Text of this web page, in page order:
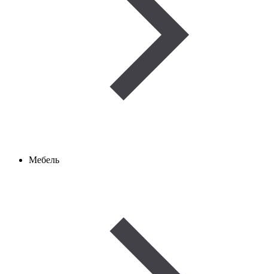
Мебель